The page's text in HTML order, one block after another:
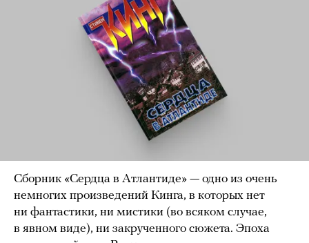
Сборник «Сердца в Атлантиде» — одно из очень
немногих произведений Кинга, в которых нет
ни фантастики, ни мистики (во всяком случае,
в явном виде), ни закрученного сюжета. Эпоха